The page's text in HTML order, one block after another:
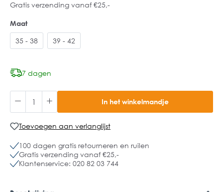
Gratis verzending vanaf €25,-
Maat
35 - 38 39 - 42
7 dagen
In het winkelmandje
Toevoegen aan verlanglijst
100 dagen gratis retourneren en ruilen
Gratis verzending vanaf €25,-
Klantenservice: 020 82 03 744